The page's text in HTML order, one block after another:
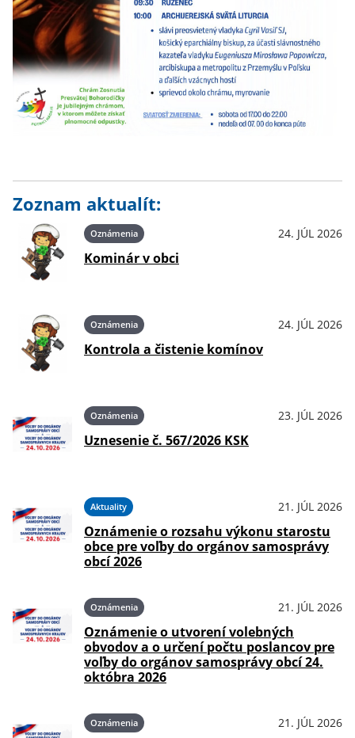
Zoznam aktualít:
Oznámenia 24. JÚL 2026
Kominár v obci
Oznámenia 24. JÚL 2026
Kontrola a čistenie komínov
Oznámenia 23. JÚL 2026
Uznesenie č. 567/2026 KSK
Aktuality 21. JÚL 2026
Oznámenie o rozsahu výkonu starostu
obce pre voľby do orgánov samosprávy
obcí 2026
Oznámenia 21. JÚL 2026
Oznámenie o utvorení volebných
obvodov a o určení počtu poslancov pre
voľby do orgánov samosprávy obcí 24.
októbra 2026
Oznámenia 21. JÚL 2026